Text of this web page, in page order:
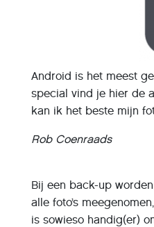
Android is het meest
special vind je hier de
kan ik het beste mijn
Rob Coenraads
Bij een back-up
alle foto’s
is sowieso handig(er)